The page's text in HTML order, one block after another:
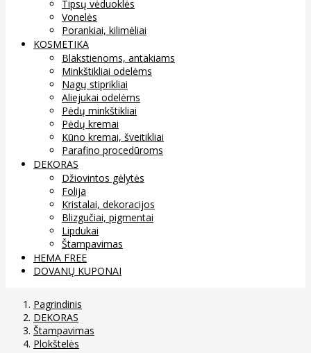
Tipsų vėduoklės
Vonelės
Porankiai, kilimėliai
KOSMETIKA
Blakstienoms, antakiams
Minkštikliai odelėms
Nagų stiprikliai
Aliejukai odelėms
Pėdų minkštikliai
Pėdų kremai
Kūno kremai, šveitikliai
Parafino procedūroms
DEKORAS
Džiovintos gėlytės
Folija
Kristalai, dekoracijos
Blizgučiai, pigmentai
Lipdukai
Štampavimas
HEMA FREE
DOVANŲ KUPONAI
Pagrindinis
DEKORAS
Štampavimas
Plokštelės